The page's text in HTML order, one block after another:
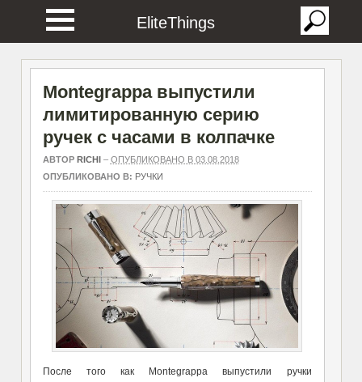
EliteThings
Montegrappa выпустили
лимитированную серию
ручек с часами в колпачке
АВТОР RICHI– ОПУБЛИКОВАНО В 03.08.2018
ОПУБЛИКОВАНО В: РУЧКИ
После того как Montegrappa выпустили ручки